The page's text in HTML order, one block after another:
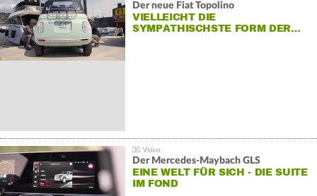
Der neue Fiat Topolino
VIELLEICHT DIE
SYMPATHISCHSTE FORM DER…
Der Mercedes‑Maybach GLS
EINE WELT FÜR SICH - DIE SUITE
IM FOND